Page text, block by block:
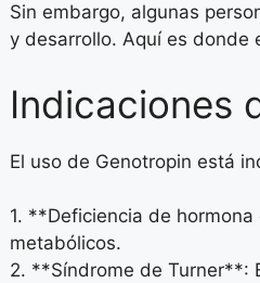
Sin embargo, algunas
y desarrollo. Aquí es donde
Indicaciones
El uso de Genotropin está
1. **Deficiencia de
metabólicos.
2. **Síndrome de Turner**: